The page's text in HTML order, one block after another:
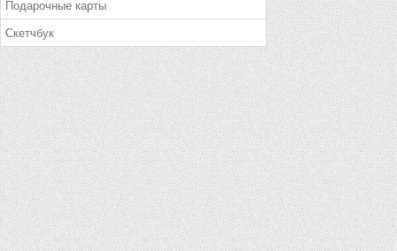
Подарочные карты
Скетчбук